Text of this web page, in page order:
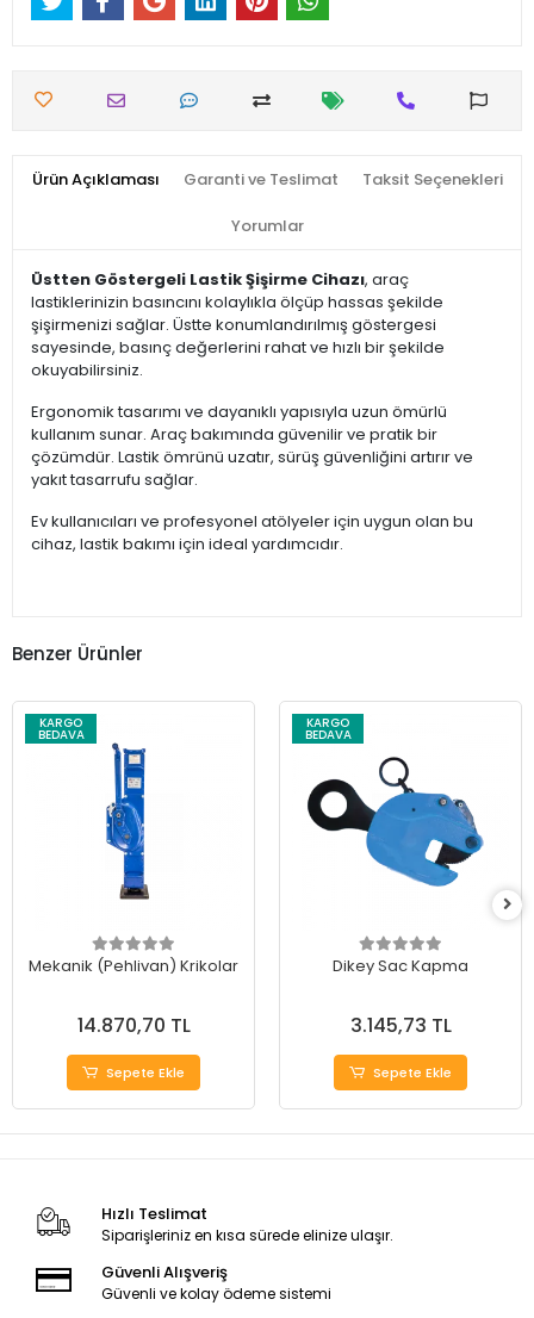
Ürün Açıklaması Garanti ve Teslimat Taksit Seçenekleri
Yorumlar
Üstten Göstergeli Lastik Şişirme Cihazı, araç
lastiklerinizin basıncını kolaylıkla ölçüp hassas şekilde
şişirmenizi sağlar. Üstte konumlandırılmış göstergesi
sayesinde, basınç değerlerini rahat ve hızlı bir şekilde
okuyabilirsiniz.
Ergonomik tasarımı ve dayanıklı yapısıyla uzun ömürlü
kullanım sunar. Araç bakımında güvenilir ve pratik bir
çözümdür. Lastik ömrünü uzatır, sürüş güvenliğini artırır ve
yakıt tasarrufu sağlar.
Ev kullanıcıları ve profesyonel atölyeler için uygun olan bu
cihaz, lastik bakımı için ideal yardımcıdır.
Benzer Ürünler
KARGO
BEDAVA
Mekanik (Pehlivan) Krikolar
14.870,70 TL
Sepete Ekle
KARGO
BEDAVA
Dikey Sac Kapma
3.145,73 TL
Sepete Ekle
Hızlı Teslimat
Siparişleriniz en kısa sürede elinize ulaşır.
Güvenli Alışveriş
Güvenli ve kolay ödeme sistemi